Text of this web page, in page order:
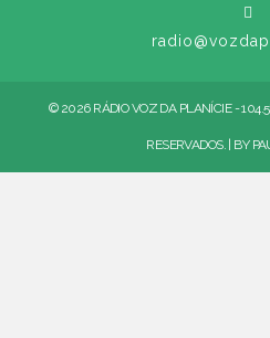
© 2026 RÁDIO VOZ DA PLANÍCIE -
RESERVADOS. | BY